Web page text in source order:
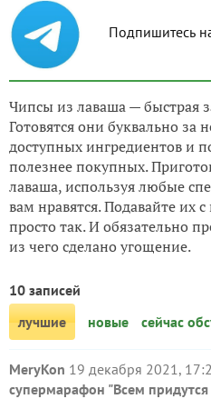
Чипсы из лаваша — быстрая
Готовятся они буквально за
доступных ингредиентов и
полезнее покупных.
лаваша, используя любые
вам нравятся. Подавайте их
просто так. И обязательно
из чего сделано угощение.
10 записей
лучшие
новые сейчас
MeryKon 19 декабря 2021,
супермарафон "Всем